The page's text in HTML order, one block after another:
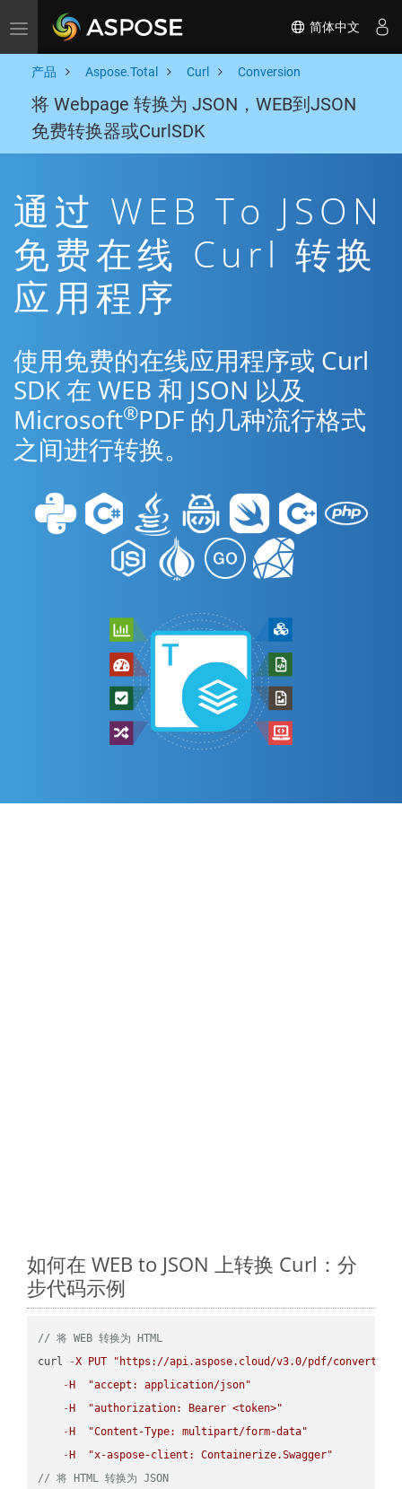
Toggle navigation 简体中文
产品 Aspose.Total Curl Conversion
将 Webpage 转换为 JSON，WEB到JSON
免费转换器或CurlSDK
通过 WEB To JSON
免费在线 Curl 转换
应用程序
使用免费的在线应用程序或 Curl
SDK 在 WEB 和 JSON 以及
Microsoft®PDF 的几种流行格式
之间进行转换。
如何在 WEB to JSON 上转换 Curl：分
步代码示例
// 将 WEB 转换为 HTML
curl
-X PUT
"https://api.aspose.cloud/v3.0/pdf/convert/
- H
"accept: application/json"
- H
"authorization: Bearer <token>"
- H
"Content-Type: multipart/form-data"
- H
"x-aspose-client: Containerize.Swagger"
// 将 HTML 转换为 JSON